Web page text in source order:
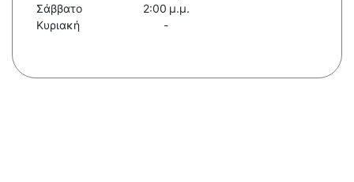
Σάββατο
2:00 μ.μ.
Κυριακή
-